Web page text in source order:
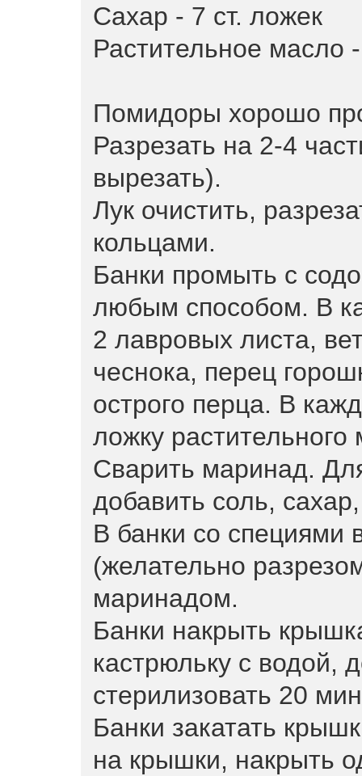
Сахар - 7 ст. ложек
Растительное масло
Помидоры хорошо
Разрезать на 2-4
вырезать).
Лук очистить,
кольцами.
Банки промыть с
любым способом. В
2 лавровых листа,
чеснока, перец
острого перца. В
ложку растительного
Сварить маринад.
добавить соль, сахар,
В банки со
(желательно
маринадом.
Банки накрыть
кастрюльку с водой,
стерилизовать 20
Банки закатать
на крышки, накрыть